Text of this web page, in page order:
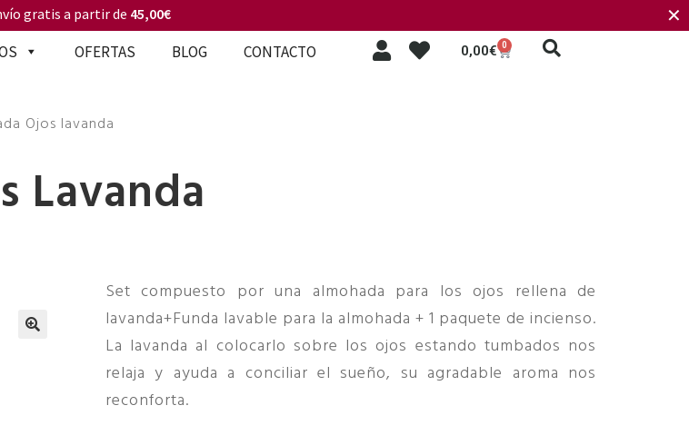
OFERTAS BLOG CONTACTO 0,00€ 0
gratis a partir de 45,00€ ✕
Ojos lavanda
Lavanda
Set compuesto por una almohada para los ojos rellena de
lavanda+Funda lavable para la almohada + 1 paquete de incienso.
La lavanda al colocarlo sobre los ojos estando tumbados nos
relaja y ayuda a conciliar el sueño, su agradable aroma nos
reconforta.